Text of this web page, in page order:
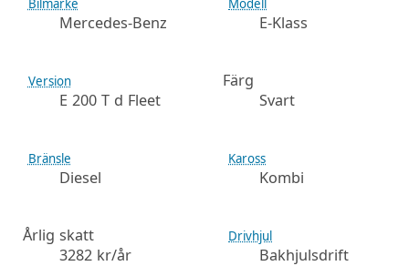
Bilmärke
Mercedes-Benz
Modell
E-Klass
Version
E 200 T d Fleet
Färg
Svart
Bränsle
Diesel
Kaross
Kombi
Årlig skatt
3282 kr/år
Drivhjul
Bakhjulsdrift